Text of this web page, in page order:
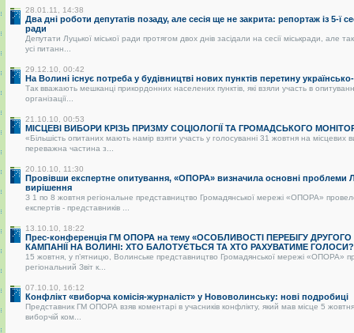
28.01.11, 14:38
Два дні роботи депутатів позаду, але сесія ще не закрита: репортаж із 5-ї
ради
Депутати Луцької міської ради протягом двох днів засідали на сесії міськради, але
усі питанн...
29.12.10, 00:42
На Волині існує потреба у будівництві нових пунктів перетину
Так вважають мешканці прикордонних населених пунктів, які взяли участь в
організації...
21.10.10, 00:53
МІСЦЕВІ ВИБОРИ КРІЗЬ ПРИЗМУ СОЦІОЛОГІЇ ТА ГРОМАДСЬКОГО
«Більшість опитаних мають намір взяти участь у голосуванні 31 жовтня на місцевих
переважна частина з...
20.10.10, 11:30
Провівши експертне опитування, «ОПОРА» визначила основні проблеми
вирішення
З 1 по 8 жовтня регіональне представництво Громадянської мережі «ОПОРА»
експертів - представників ...
13.10.10, 18:22
Прес-конференція ГМ ОПОРА на тему «ОСОБЛИВОСТІ ПЕРЕБІГУ
КАМПАНІЇ НА ВОЛИНІ: ХТО БАЛОТУЄТЬСЯ ТА ХТО РАХУВАТИМЕ
15 жовтня, у п’ятницю, Волинське представництво Громадянської мережі «ОПОРА»
регіональний Звіт к...
07.10.10, 16:12
Конфлікт «виборча комісія-журналіст» у Нововолинську: нові подробиці
Представник ГМ ОПОРА взяв коментарі в учасників конфлікту, який мав місце 5 жовтня
виборчій ком...